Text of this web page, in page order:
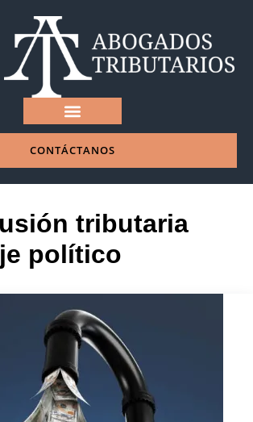
CONTÁCTANOS
tributaria
político